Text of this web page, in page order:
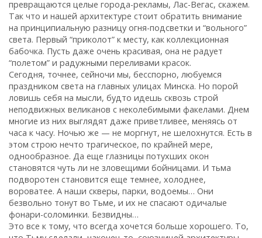
превращаются целые города-рекламы, Лас-Вегас, скажем.
Так что и нашей архитектуре стоит обратить внимание
на принципиальную разницу огня-подсветки и “вольного”
света. Первый “приколот” к месту, как коллекционная
бабочка. Пусть даже очень красивая, она не радует
“полетом” и радужными переливами красок.
Сегодня, точнее, сейночи мы, бесспорно, любуемся
праздником света на главных улицах Минска. Но порой
ловишь себя на мысли, будто идешь сквозь строй
неподвижных великанов с неколебимыми факелами. Днем
многие из них выглядят даже приветливее, меняясь от
часа к часу. Ночью же — не моргнут, не шелохнутся. Есть в
этом строю нечто трагическое, по крайней мере,
однообразное. Да еще глазницы потухших окон
становятся чуть ли не зловещими бойницами. И тьма
подворотен становится еще темнее, холоднее,
вороватее. А наши скверы, парки, водоемы… Они
безвольно тонут во Тьме, и их не спасают одичалые
фонари-соломинки. Безвидны…
Это все к тому, что всегда хочется больше хорошего. То,